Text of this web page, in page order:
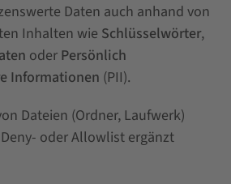
Daten auch anhand von
Inhalten wie Schlüsselwörter,
oder Persönlich
Informationen (PII).
Dateien (Ordner, Laufwerk)
oder Allowlist ergänzt